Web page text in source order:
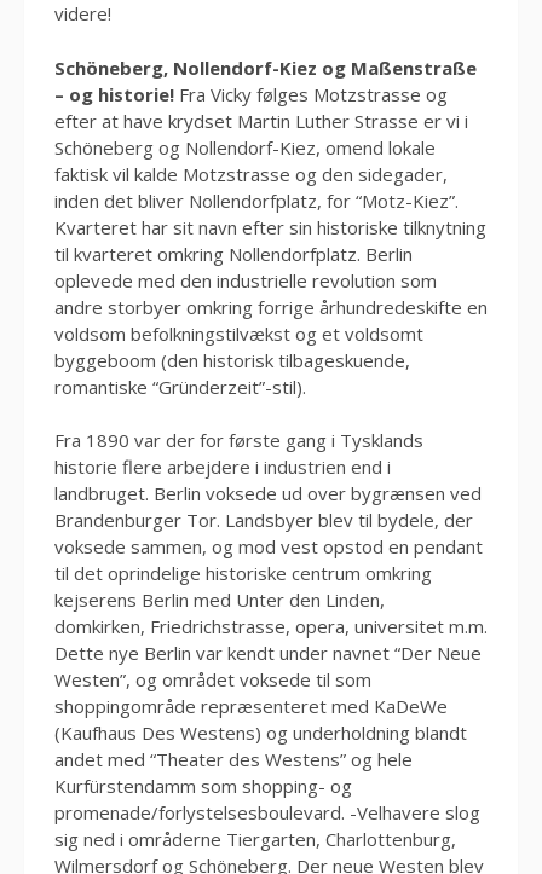
videre!
Schöneberg, Nollendorf-Kiez og Maßenstraße
– og historie! Fra Vicky følges Motzstrasse og
efter at have krydset Martin Luther Strasse er vi i
Schöneberg og Nollendorf-Kiez, omend lokale
faktisk vil kalde Motzstrasse og den sidegader,
inden det bliver Nollendorfplatz, for “Motz-Kiez”.
Kvarteret har sit navn efter sin historiske tilknytning
til kvarteret omkring Nollendorfplatz. Berlin
oplevede med den industrielle revolution som
andre storbyer omkring forrige århundredeskifte en
voldsom befolkningstilvækst og et voldsomt
byggeboom (den historisk tilbageskuende,
romantiske “Gründerzeit”-stil).
Fra 1890 var der for første gang i Tysklands
historie flere arbejdere i industrien end i
landbruget. Berlin voksede ud over bygrænsen ved
Brandenburger Tor. Landsbyer blev til bydele, der
voksede sammen, og mod vest opstod en pendant
til det oprindelige historiske centrum omkring
kejserens Berlin med Unter den Linden,
domkirken, Friedrichstrasse, opera, universitet m.m.
Dette nye Berlin var kendt under navnet “Der Neue
Westen”, og området voksede til som
shoppingområde repræsenteret med KaDeWe
(Kaufhaus Des Westens) og underholdning blandt
andet med “Theater des Westens” og hele
Kurfürstendamm som shopping- og
promenade/forlystelsesboulevard. -Velhavere slog
sig ned i områderne Tiergarten, Charlottenburg,
Wilmersdorf og Schöneberg. Der neue Westen blev